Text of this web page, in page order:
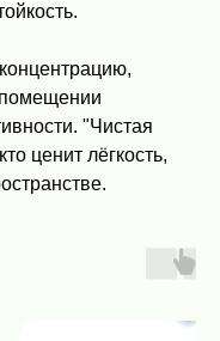
помещении
"Чистая
ценит лёгкость,